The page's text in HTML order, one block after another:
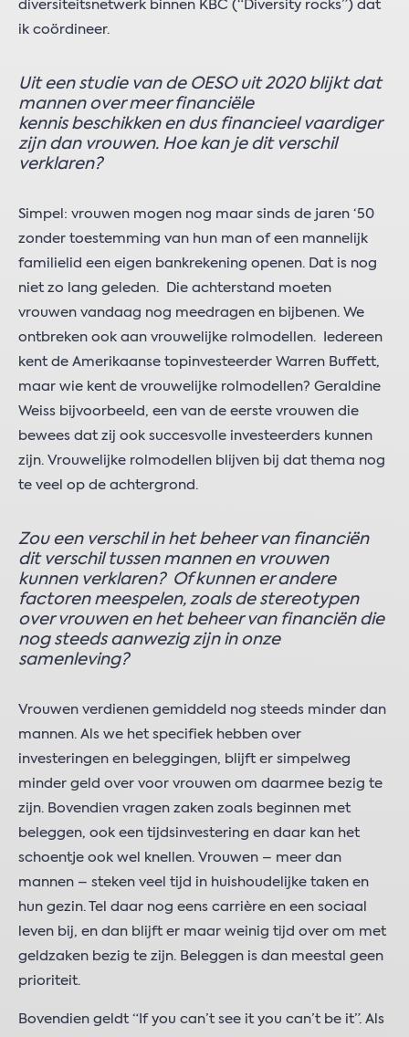
diversiteitsnetwerk binnen KBC (“Diversity rocks”) dat
ik coördineer.
Uit een studie van de OESO uit 2020 blijkt dat
mannen over meer financiële
kennis beschikken en dus financieel vaardiger
zijn dan vrouwen. Hoe kan je dit verschil
verklaren?
Simpel: vrouwen mogen nog maar sinds de jaren ‘50
zonder toestemming van hun man of een mannelijk
familielid een eigen bankrekening openen. Dat is nog
niet zo lang geleden. Die achterstand moeten
vrouwen vandaag nog meedragen en bijbenen. We
ontbreken ook aan vrouwelijke rolmodellen. Iedereen
kent de Amerikaanse topinvesteerder Warren Buffett,
maar wie kent de vrouwelijke rolmodellen? Geraldine
Weiss bijvoorbeeld, een van de eerste vrouwen die
bewees dat zij ook succesvolle investeerders kunnen
zijn. Vrouwelijke rolmodellen blijven bij dat thema nog
te veel op de achtergrond.
Zou een verschil in het beheer van financiën
dit verschil tussen mannen en vrouwen
kunnen verklaren? Of kunnen er andere
factoren meespelen, zoals de stereotypen
over vrouwen en het beheer van financiën die
nog steeds aanwezig zijn in onze
samenleving?
Vrouwen verdienen gemiddeld nog steeds minder dan
mannen. Als we het specifiek hebben over
investeringen en beleggingen, blijft er simpelweg
minder geld over voor vrouwen om daarmee bezig te
zijn. Bovendien vragen zaken zoals beginnen met
beleggen, ook een tijdsinvestering en daar kan het
schoentje ook wel knellen. Vrouwen – meer dan
mannen – steken veel tijd in huishoudelijke taken en
hun gezin. Tel daar nog eens carrière en een sociaal
leven bij, en dan blijft er maar weinig tijd over om met
geldzaken bezig te zijn. Beleggen is dan meestal geen
prioriteit.
Bovendien geldt “If you can’t see it you can’t be it”. Als